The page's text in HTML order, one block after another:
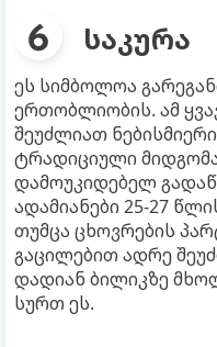
საკურა
ეს სიმბოლოა
ერთობლიობის. ამ
შეუძლიათ
ტრადიციული
დამოუკიდებელ
ადამიანები 25-27
თუმცა ცხოვრების
გაცილებით ადრე
დადიან ბილიკზე
სურთ ეს.